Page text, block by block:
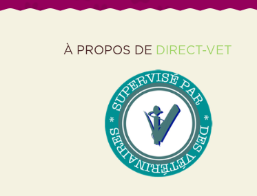
À PROPOS DE DIRECT-VET